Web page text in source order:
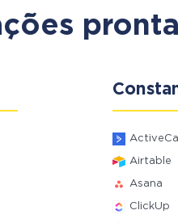
Airtable
Asana
ClickUp